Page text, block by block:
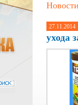
27.11.2014
ухода